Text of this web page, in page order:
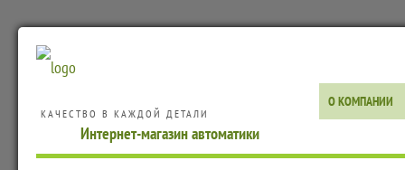
Интернет-магазин автоматики
КАЧЕСТВО В КАЖДОЙ ДЕТАЛИ
О КОМПАНИИ